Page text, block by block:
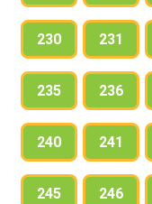
230 231
235 236
240 241
245 246